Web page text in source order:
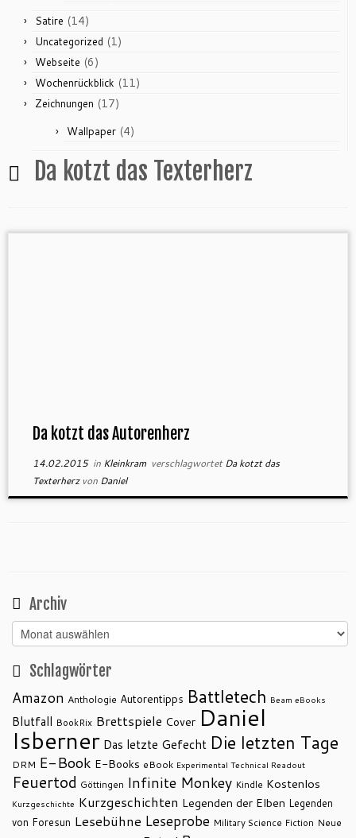
Satire (14)
Uncategorized (1)
Webseite (6)
Wochenrückblick (11)
Zeichnungen (17)
Wallpaper (4)
Da kotzt das Texterherz
Da kotzt das Autorenherz
14.02.2015in Kleinkram verschlagwortetDa kotzt das
Texterherz von Daniel
Archiv
Archiv
Schlagwörter
Amazon Anthologie Autorentipps Battletech Beam eBooks
Blutfall BookRix Brettspiele Cover Daniel
Isberner Das letzte Gefecht Die letzten Tage
DRM E-Book E-Books eBook Experimental Technical Readout
Feuertod Göttingen Infinite Monkey Kindle Kostenlos
Kurzgeschichte Kurzgeschichten Legenden der Elben Legenden
von Foresun Lesebühne Leseprobe Military Science Fiction Neue